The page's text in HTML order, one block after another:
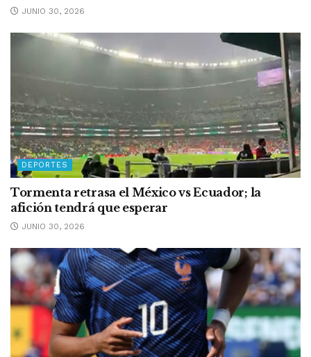
JUNIO 30, 2026
DEPORTES
Tormenta retrasa el México vs Ecuador; la
afición tendrá que esperar
JUNIO 30, 2026